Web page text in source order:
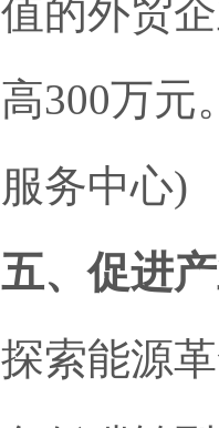
值的外贸
高300万元
服务中心)
五、促进
探索能源